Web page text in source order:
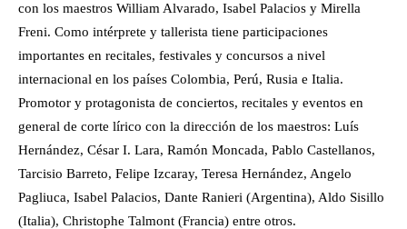
con los maestros William Alvarado, Isabel Palacios y Mirella
Freni. Como intérprete y tallerista tiene participaciones
importantes en recitales, festivales y concursos a nivel
internacional en los países Colombia, Perú, Rusia e Italia.
Promotor y protagonista de conciertos, recitales y eventos en
general de corte lírico con la dirección de los maestros: Luís
Hernández, César I. Lara, Ramón Moncada, Pablo Castellanos,
Tarcisio Barreto, Felipe Izcaray, Teresa Hernández, Angelo
Pagliuca, Isabel Palacios, Dante Ranieri (Argentina), Aldo Sisillo
(Italia), Christophe Talmont (Francia) entre otros.